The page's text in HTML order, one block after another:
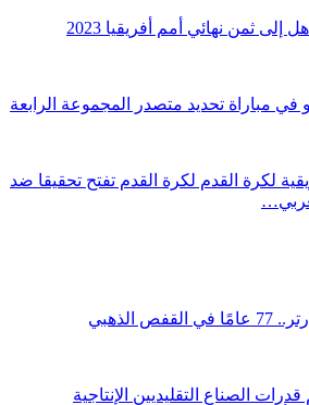
ثمن نهائي أمم أفريقيا 2023
في مباراة تحديد متصدر المجموعة الرابعة
لكرة القدم لكرة القدم تفتح تحقيقا ضد
الذهبي
الصناع التقليديين الإنتاجية